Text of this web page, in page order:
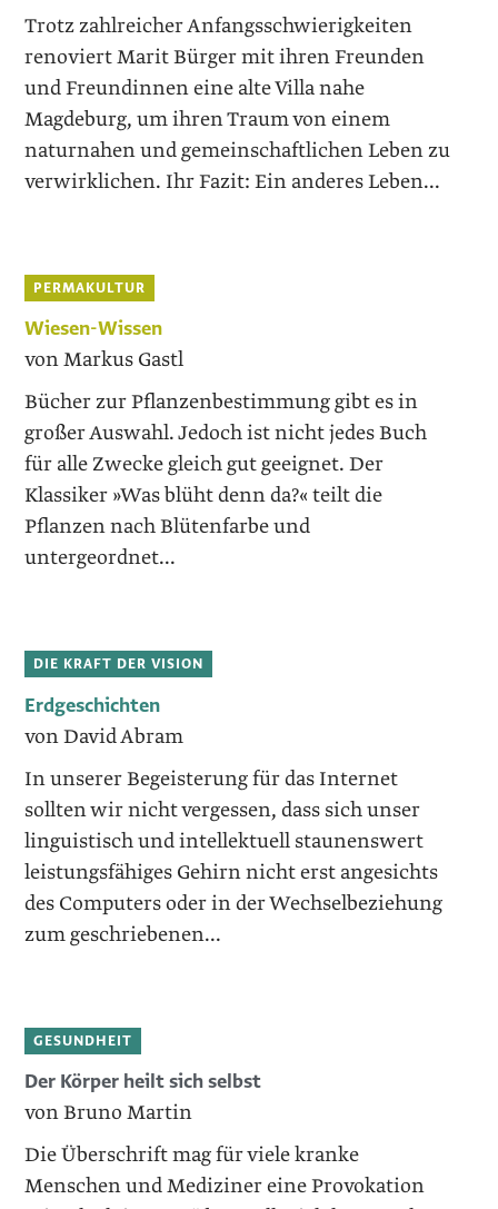
Trotz zahlreicher Anfangsschwierigkeiten
renoviert Marit Bürger mit ihren Freunden
und Freundinnen eine alte Villa nahe
Magdeburg, um ihren Traum von einem
naturnahen und gemeinschaftlichen Leben zu
verwirklichen. Ihr Fazit: Ein anderes Leben...
PERMAKULTUR
Wiesen-Wissen
von Markus Gastl
Bücher zur Pflanzenbestimmung gibt es in
großer Auswahl. Jedoch ist nicht jedes Buch
für alle Zwecke gleich gut geeignet. Der
Klassiker »Was blüht denn da?« teilt die
Pflanzen nach Blütenfarbe und
untergeordnet...
DIE KRAFT DER VISION
Erdgeschichten
von David Abram
In unserer Begeisterung für das Internet
sollten wir nicht vergessen, dass sich unser
linguistisch und intellektuell staunenswert
leistungsfähiges Gehirn nicht erst angesichts
des Computers oder in der Wechselbeziehung
zum geschriebenen...
GESUNDHEIT
Der Körper heilt sich selbst
von Bruno Martin
Die Überschrift mag für viele kranke
Menschen und Mediziner eine Provokation